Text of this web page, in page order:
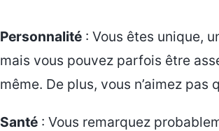
Personnalité : Vous êtes unique,
mais vous pouvez parfois être
même. De plus, vous n’aimez pas
Santé : Vous remarquez